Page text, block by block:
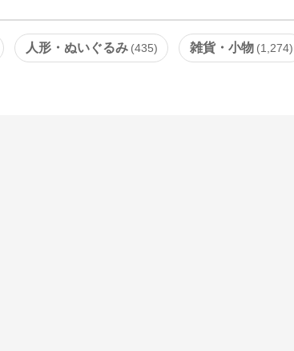
人形・ぬいぐるみ 435 雑貨・小物 1,274